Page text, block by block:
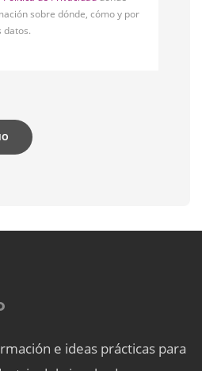
sobre dónde, cómo y por
datos.
e ideas prácticas para